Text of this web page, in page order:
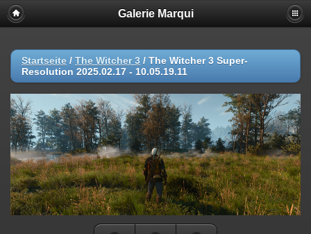
Galerie Marqui
Startseite / The Witcher 3 / The Witcher 3 Super-
Resolution 2025.02.17 - 10.05.19.11